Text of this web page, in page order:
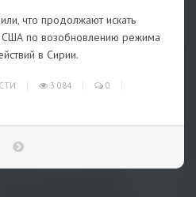
что продолжают искать
США по возобновлению режима
в Сирии.
3 084 0